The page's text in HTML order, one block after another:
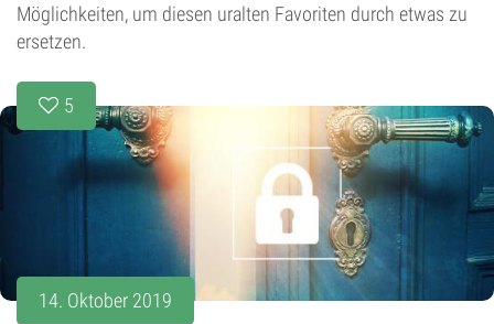
Möglichkeiten, um diesen uralten Favoriten durch etwas zu
ersetzen.
5
14. Oktober 2019